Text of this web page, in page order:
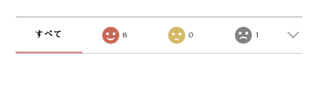
すべて 8 0 1